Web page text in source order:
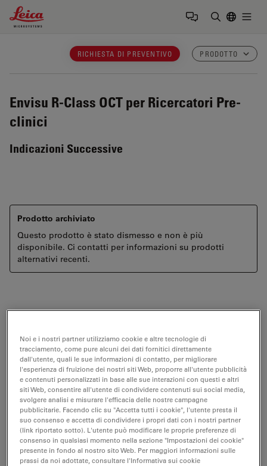
Leica Microsystems Logo
RICHIESTA DI PREVENTIVO PRODOTTO
Envisu R-Class OCT per Ricercatori Pre-
clinici
Indicazioni Successive
Prodotto archiviato
Questo prodotto è stato dismesso e non è più
disponibile. Ci contatti per informazioni su prodotti
alternativi recenti.
risoluzione. I sistemi Envisu Image Guided SDOCT ti
permettono di:
Esplorare la struttura dei tessuti con incredibili
dettagli a pieno volume.
Sperimentare una visualizzazione eccellente con un
elevato rapporto segnale-rumore fornito da
Bioptigen-engineered VHR, UHR e spettrometri.
Noi e i nostri partner utilizziamo cookie e altre tecnologie di
tracciamento, come pure alcuni dei dati fornitici direttamente
dall'utente, quali le sue informazioni di contatto, per migliorare
l'esperienza di fruizione dei nostri siti Web, proporre all'utente pubblicità
e contenuti personalizzati in base alle sue interazioni con questi e altri
siti Web, consentire all'utente di condividere contenuti sui social media,
svolgere analisi e misurare l'efficacia delle nostre campagne
pubblicitarie. Facendo clic su "Accetta tutti i cookie", l'utente presta il
suo consenso e accetta di condividere i propri dati con i nostri partner
(link riportato sotto). L'utente può modificare le proprie preferenze di
consenso in qualsiasi momento nella sezione "Impostazioni dei cookie"
presente in fondo al nostro sito Web. Per maggiori informazioni sulle
prassi da noi adottate, consultare l'Informativa sui cookie